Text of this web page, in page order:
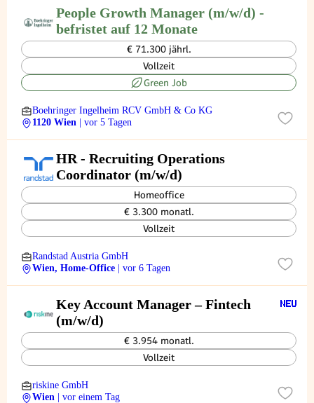
People Growth Manager (m/w/d) -
befristet auf 12 Monate
€ 71.300 jährl.
Vollzeit
Green Job
Boehringer Ingelheim RCV GmbH & Co KG
1120 Wien
| vor 5 Tagen
HR - Recruiting Operations
Coordinator (m/w/d)
Homeoffice
€ 3.300 monatl.
Vollzeit
Randstad Austria GmbH
Wien, Home-Office
| vor 6 Tagen
Key Account Manager – Fintech
(m/w/d)
€ 3.954 monatl.
Vollzeit
riskine GmbH
Wien
| vor einem Tag